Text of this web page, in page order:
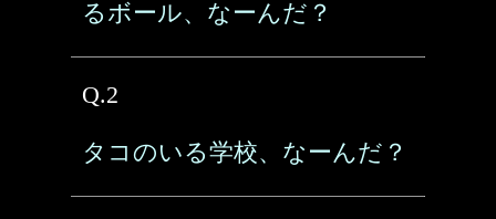
るボール、なーんだ？
Q.2
タコのいる学校、なーんだ？